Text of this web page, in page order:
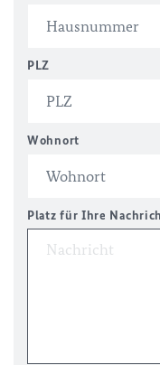
PLZ
Wohnort
Platz für Ihre